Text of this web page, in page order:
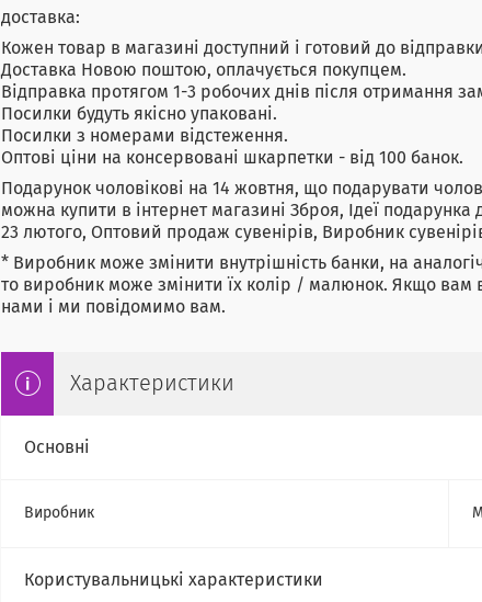
доставка:
Кожен товар в магазині доступний і готовий до
Доставка Новою поштою, оплачується покупцем.
Відправка протягом 1-3 робочих днів після отримання
Посилки будуть якісно упаковані.
Посилки з номерами відстеження.
Оптові ціни на консервовані шкарпетки - від 100 банок.
Подарунок чоловікові на 14 жовтня, що подарувати
можна купити в інтернет магазині Зброя, Ідеї
23 лютого, Оптовий продаж сувенірів, Виробник
* Виробник може змінити внутрішність банки, на
то виробник може змінити їх колір / малюнок. Якщо вам
нами і ми повідомимо вам.
Характеристики
Основні
Виробник
Користувальницькі характеристики